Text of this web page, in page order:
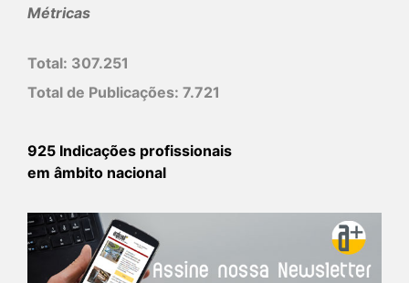
Métricas
Total: 307.251
Total de Publicações: 7.721
925 Indicações profissionais
em âmbito nacional